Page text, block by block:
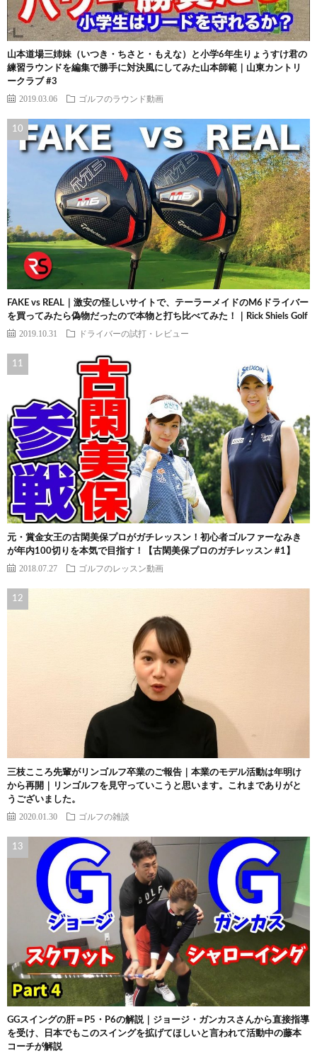
山本道場三姉妹（いつき・ちさと・もえな）と小学6年生りょうすけ君の
練習ラウンドを編集で勝手に対決風にしてみた山本師範｜山東カントリ
ークラブ #3
2019.03.06 ゴルフのラウンド動画
FAKE vs REAL｜激安の怪しいサイトで、テーラーメイドのM6ドライバー
を買ってみたら偽物だったので本物と打ち比べてみた！｜Rick Shiels Golf
2019.10.31 ドライバーの試打・レビュー
元・賞金女王の古閑美保プロがガチレッスン！初心者ゴルファーなみき
が年内100切りを本気で目指す！【古閑美保プロのガチレッスン #1】
2018.07.27 ゴルフのレッスン動画
三枝こころ先輩がリンゴルフ卒業のご報告｜本業のモデル活動は年明け
から再開｜リンゴルフを見守っていこうと思います。これまでありがと
うございました。
2020.01.30 ゴルフの雑談
GGスイングの肝＝P5・P6の解説｜ジョージ・ガンカスさんから直接指導
を受け、日本でもこのスイングを拡げてほしいと言われて活動中の藤本
コーチが解説